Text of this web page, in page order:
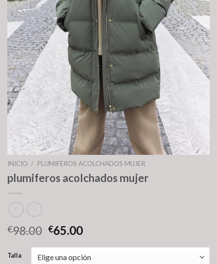
INICIO / PLUMIFEROS ACOLCHADOS MUJER
plumiferos acolchados mujer
€98.00 €65.00
Talla